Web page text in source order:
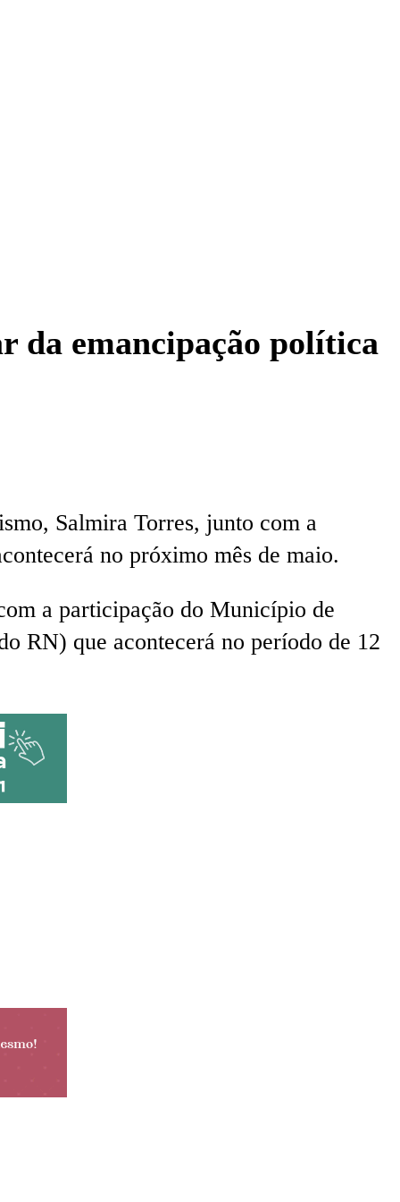
da emancipação política
Salmira Torres, junto com a
no próximo mês de maio.
a participação do Município de
RN) que acontecerá no período de 12